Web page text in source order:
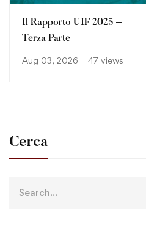
Il Rapporto UIF 2025 –
Terza Parte
Aug 03, 2026 47 views
Cerca